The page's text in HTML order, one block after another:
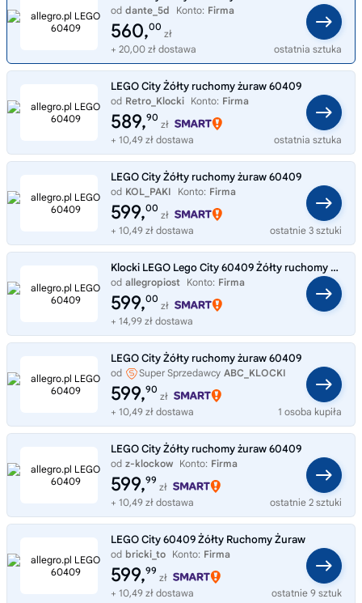
od dante_5d Konto: Firma
560,00
zł
+ 20,00 zł dostawa
ostatnia sztuka
LEGO City Żółty ruchomy żuraw 60409
od Retro_Klocki Konto: Firma
589,90
zł
+ 10,49 zł dostawa
ostatnia sztuka
LEGO City Żółty ruchomy żuraw 60409
od KOL_PAKI Konto: Firma
599,00
zł
+ 10,49 zł dostawa
ostatnie 3 sztuki
Klocki LEGO Lego City 60409 Żółty ruchomy żuraw
od allegropiost Konto: Firma
599,00
zł
+ 14,99 zł dostawa
LEGO City Żółty ruchomy żuraw 60409
od Super Sprzedawcy ABC_KLOCKI
599,90
zł
+ 10,49 zł dostawa
1 osoba kupiła
LEGO City Żółty ruchomy żuraw 60409
od z-klockow Konto: Firma
599,99
zł
+ 10,49 zł dostawa
ostatnie 2 sztuki
LEGO City 60409 Żółty Ruchomy Żuraw
od bricki_to Konto: Firma
599,99
zł
+ 10,49 zł dostawa
ostatnie 9 sztuk